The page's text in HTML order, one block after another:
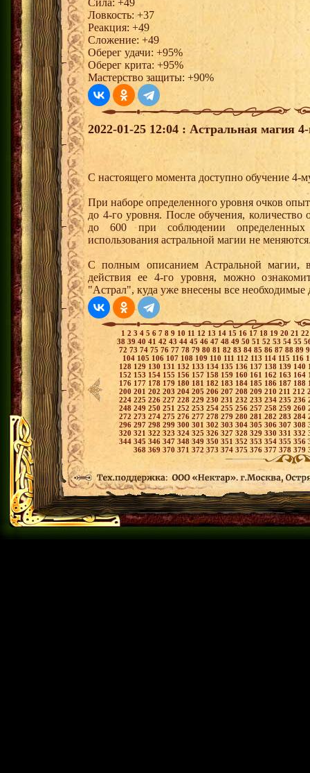
Сила: +49
Ловкость: +37
Реакция: +49
Сложение: +49
Оберег удачи: +95%
Оберег крита: +95%
Мастерство защиты: +90%
2022-01-25 12:04 : Астральная магия
С настоящего момента доступно обучение 4-
При наборе определенного уровня очков
до 4-го уровня. После обучения, количество
до 600 при соблюдении определенных
использования астральной магии не
С полным описанием Астральной магии,
действия ее 4-го уровня, можно
"Астрал", куда уже внесены все необходимые
1 2 3 4 5 6 7 8 9 10 11 12 13 14 15 16 17 18 19 20 21
38 39 40 41 42 43 44 45 46 47 48 49 50 51 52 53 54 55
72 73 74 75 76 77 78 79 80 81 82 83 84 85 86 87 88 89
104 105 106 107 108 109 110 111 112 113 114 115 116
128 129 130 131 132 133 134 135 136 137 138 139 140
152 153 154 155 156 157158 159 160 161 162 163 164
176 177 178 179 180 181 182 183 184 185 186 187 188
200 201 202 203 204 205 206 207 208 209 210 211 212
224 225 226 227 228 229 230 231 232 233 234 235 236
248 249 250 251 252 253 254 255 256 257 258 259 260
272 273 274 275 276 277 278 279 280 281282 283 284
296 297 298 299 300 301 302 303 304 305 306 307 308
320 321 322 323 324 325 326 327 328 329 330 331 332
344 345 346 347 348 349 350 351 352 353 354 355 356
368 369 370 371 372 373 374 375 376 377 378 379